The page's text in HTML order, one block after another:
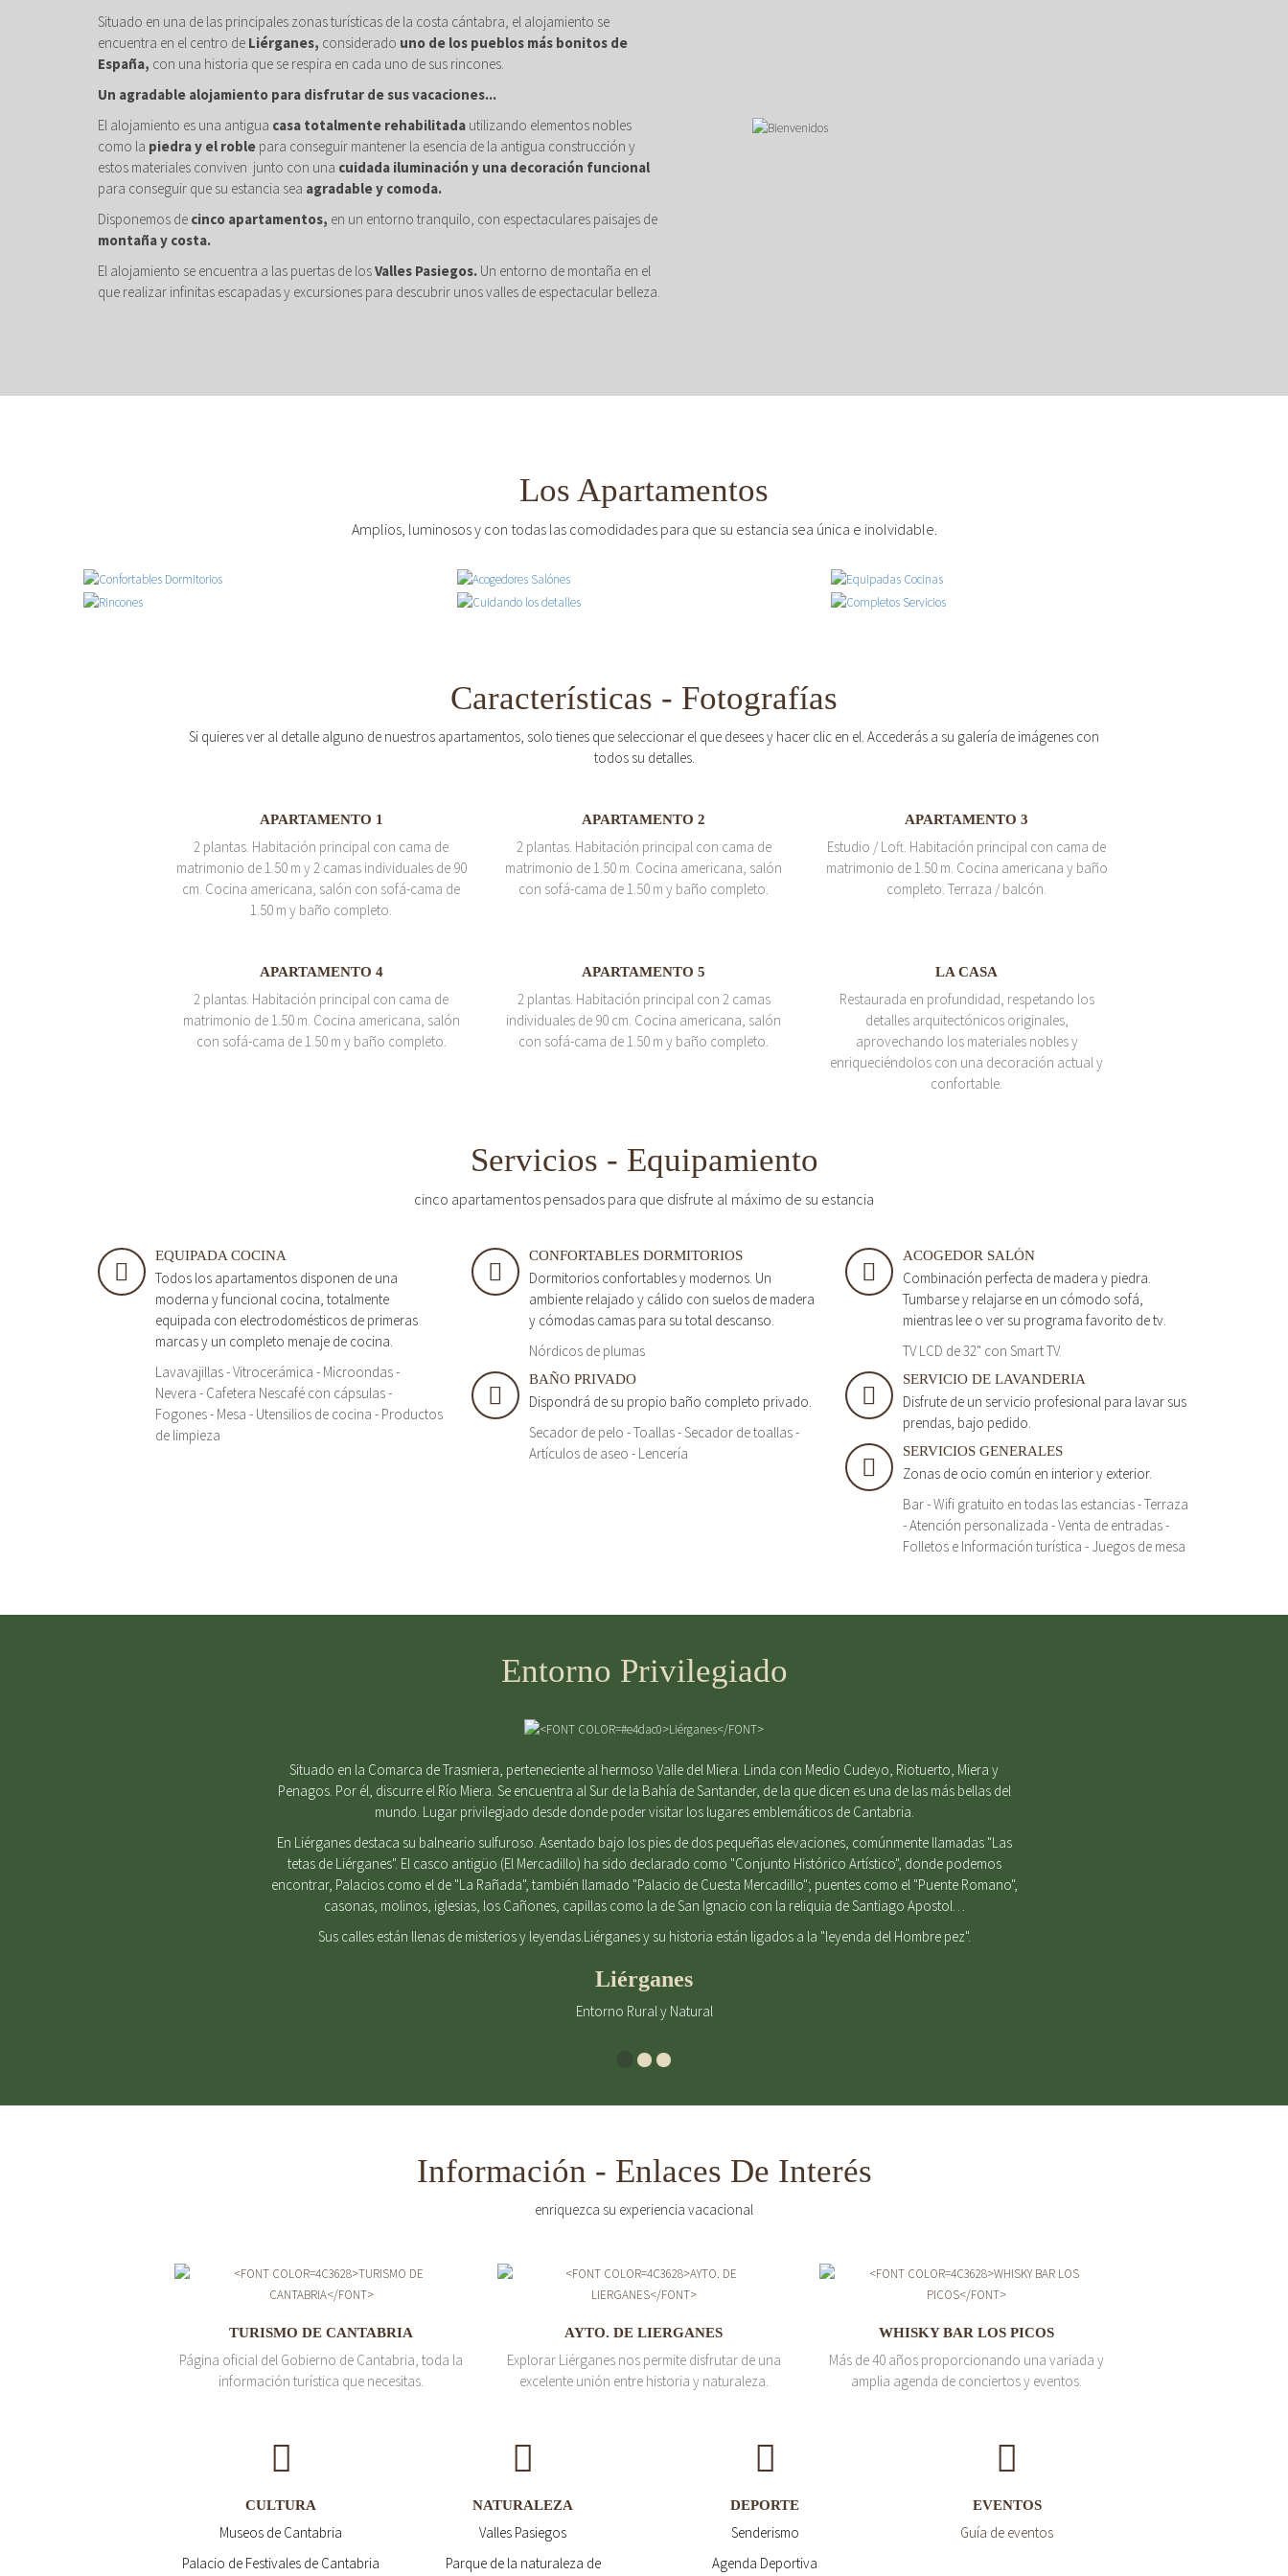
Situado en una de las principales zonas turísticas de la costa cántabra, el alojamiento se
encuentra en el centro de Liérganes, considerado uno de los pueblos más bonitos de
España, con una historia que se respira en cada uno de sus rincones.
Un agradable alojamiento para disfrutar de sus vacaciones...
El alojamiento es una antigua casa totalmente rehabilitada utilizando elementos nobles
como la piedra y el roble para conseguir mantener la esencia de la antigua construcción y
estos materiales conviven junto con una cuidada iluminación y una decoración funcional
para conseguir que su estancia sea agradable y comoda.
Disponemos de cinco apartamentos, en un entorno tranquilo, con espectaculares paisajes de
montaña y costa.
El alojamiento se encuentra a las puertas de losValles Pasiegos. Un entorno de montaña en el
que realizar infinitas escapadas y excursiones para descubrir unos valles de espectacular belleza.
Los Apartamentos
Amplios, luminosos y con todas las comodidades para que su estancia sea única e inolvidable.
Características - Fotografías
Si quieres ver al detalle alguno de nuestros apartamentos, solo tienes que seleccionar el que desees y hacer clic en el. Accederás a su galería de imágenes con
todos su detalles.
APARTAMENTO 1
2 plantas. Habitación principal con cama de
matrimonio de 1.50 m y 2 camas individuales de 90
cm. Cocina americana, salón con sofá-cama de
1.50 m y baño completo.
APARTAMENTO 2
2 plantas. Habitación principal con cama de
matrimonio de 1.50 m. Cocina americana, salón
con sofá-cama de 1.50 m y baño completo.
APARTAMENTO 3
Estudio / Loft. Habitación principal con cama de
matrimonio de 1.50 m. Cocina americana y baño
completo. Terraza / balcón.
APARTAMENTO 4
2 plantas. Habitación principal con cama de
matrimonio de 1.50 m. Cocina americana, salón
con sofá-cama de 1.50 m y baño completo.
APARTAMENTO 5
2 plantas. Habitación principal con 2 camas
individuales de 90 cm. Cocina americana, salón
con sofá-cama de 1.50 m y baño completo.
LA CASA
Restaurada en profundidad, respetando los
detalles arquitectónicos originales,
aprovechando los materiales nobles y
enriqueciéndolos con una decoración actual y
confortable.
Servicios - Equipamiento
cinco apartamentos pensados para que disfrute al máximo de su estancia
EQUIPADA COCINA
Todos los apartamentos disponen de una
moderna y funcional cocina, totalmente
equipada con electrodomésticos de primeras
marcas y un completo menaje de cocina.
Lavavajillas - Vitrocerámica - Microondas -
Nevera - Cafetera Nescafé con cápsulas -
Fogones - Mesa - Utensilios de cocina - Productos
de limpieza
CONFORTABLES DORMITORIOS
Dormitorios confortables y modernos. Un
ambiente relajado y cálido con suelos de madera
y cómodas camas para su total descanso.
Nórdicos de plumas
ACOGEDOR SALÓN
Combinación perfecta de madera y piedra.
Tumbarse y relajarse en un cómodo sofá,
mientras lee o ver su programa favorito de tv.
TV LCD de 32" con Smart TV.
BAÑO PRIVADO
Dispondrá de su propio baño completo privado.
Secador de pelo - Toallas - Secador de toallas -
Artículos de aseo - Lencería
SERVICIO DE LAVANDERIA
Disfrute de un servicio profesional para lavar sus
prendas, bajo pedido.
SERVICIOS GENERALES
Zonas de ocio común en interior y exterior.
Bar - Wifi gratuito en todas las estancias - Terraza
- Atención personalizada - Venta de entradas -
Folletos e Información turística - Juegos de mesa
Entorno Privilegiado
Situado en la Comarca de Trasmiera, perteneciente al hermoso Valle del Miera. Linda con Medio Cudeyo, Riotuerto, Miera y
Penagos. Por él, discurre el Río Miera. Se encuentra al Sur de la Bahía de Santander, de la que dicen es una de las más bellas del
mundo. Lugar privilegiado desde donde poder visitar los lugares emblemáticos de Cantabria.
En Liérganes destaca su balneario sulfuroso. Asentado bajo los pies de dos pequeñas elevaciones, comúnmente llamadas "Las
tetas de Liérganes". El casco antigüo (El Mercadillo) ha sido declarado como "Conjunto Histórico Artístico", donde podemos
encontrar, Palacios como el de "La Rañada", también llamado "Palacio de Cuesta Mercadillo"; puentes como el "Puente Romano",
casonas, molinos, iglesias, los Cañones, capillas como la de San Ignacio con la reliquia de Santiago Apostol…
Sus calles están llenas de misterios y leyendas.Liérganes y su historia están ligados a la "leyenda del Hombre pez".
Liérganes
Entorno Rural y Natural
Información - Enlaces De Interés
enriquezca su experiencia vacacional
TURISMO DE CANTABRIA
Página oficial del Gobierno de Cantabria, toda la
información turística que necesitas.
AYTO. DE LIERGANES
Explorar Liérganes nos permite disfrutar de una
excelente unión entre historia y naturaleza.
WHISKY BAR LOS PICOS
Más de 40 años proporcionando una variada y
amplia agenda de conciertos y eventos.
CULTURA
Museos de Cantabria
Palacio de Festivales de Cantabria
NATURALEZA
Valles Pasiegos
Parque de la naturaleza de
DEPORTE
Senderismo
Agenda Deportiva
EVENTOS
Guía de eventos